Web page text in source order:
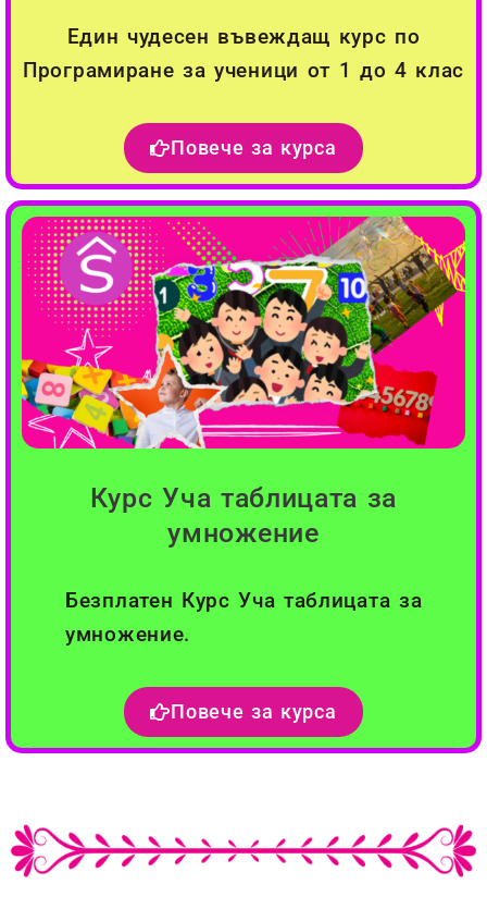
Един чудесен въвеждащ курс по
Програмиране за ученици от 1 до 4 клас
Повече за курса
Курс Уча таблицата за
умножение
Безплатен Курс Уча таблицата за
умножение.
Повече за курса